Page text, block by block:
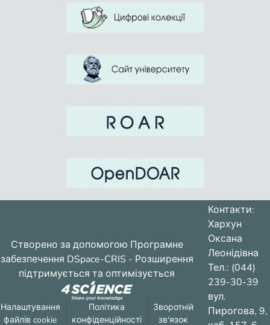
Створено за допомогою Програмне
забезпечення DSpace-CRIS - Розширення
підтримується та оптимізується
Налаштування
файлів cookie
Політика
конфіденційності
Зворотній
зв'язок
Контакти:
Хархун
Оксана
Леонідівна
Тел.: (044)
239-30-39
вул.
Пирогова, 9,